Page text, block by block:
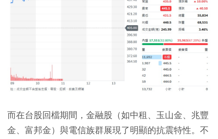
而在台股回檔期間，金融股（如中租、玉山金、兆豐
金、富邦金）與電信族群展現了明顯的抗震特性。不